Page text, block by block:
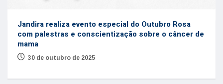
Jandira realiza evento especial do Outubro Rosa
com palestras e conscientização sobre o câncer de
mama
30 de outubro de 2025